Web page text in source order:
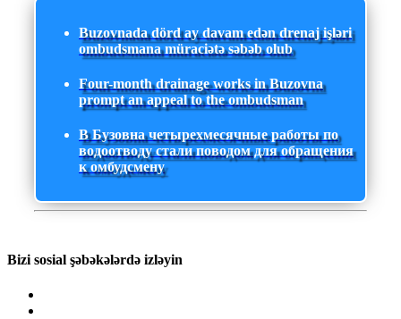
Buzovnada dörd ay davam edən drenaj işləri
ombudsmana müraciətə səbəb olub
Four-month drainage works in Buzovna
prompt an appeal to the ombudsman
В Бузовна четырехмесячные работы по
водоотводу стали поводом для обращения
к омбудсмену
Bizi sosial şəbəkələrdə izləyin